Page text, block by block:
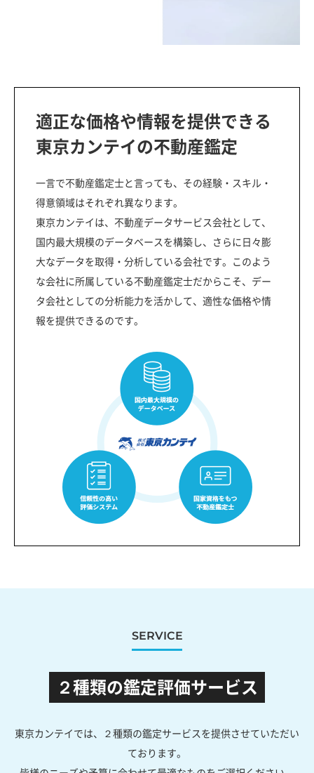
適正な価格や情報を提供できる
東京カンテイの不動産鑑定
一言で不動産鑑定士と言っても、その経験・スキル・
得意領域はそれぞれ異なります。
東京カンテイは、不動産データサービス会社として、
国内最大規模のデータベースを構築し、さらに日々膨
大なデータを取得・分析している会社です。このよう
な会社に所属している不動産鑑定士だからこそ、デー
タ会社としての分析能力を活かして、適性な価格や情
報を提供できるのです。
SERVICE
２種類の鑑定評価サービス
東京カンテイでは、２種類の鑑定サービスを提供させていただい
ております。